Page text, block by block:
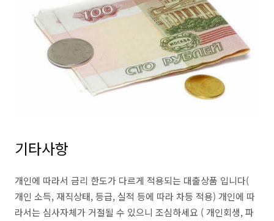
기타사항
개인에 따라서 금리 한도가 다르게 적용되는 대출상품 입니다(
개인 소득, 재직상태, 등급, 실적 등에 따라 차등 적용) 개인에 따
라서는 심사자체가 거절될 수 있으니 조심하세요 ( 개인회생, 파